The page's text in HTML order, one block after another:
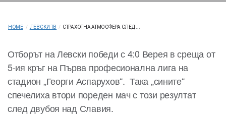
HOME / ЛЕВСКИ ТВ / СТРАХОТНА АТМОСФЕРА СЛЕД ...
Отборът на Левски победи с 4:0 Верея в среща от
5-ия кръг на Първа професионална лига на
стадион „Георги Аспарухов“. Така „сините“
спечелиха втори пореден мач с този резултат
след двубоя над Славия.